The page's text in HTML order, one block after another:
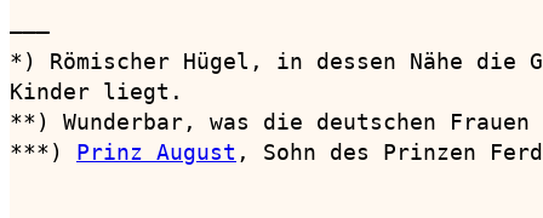
———
*) Römischer Hügel, in dessen Nähe die
Kinder liegt.
**) Wunderbar, was die deutschen
***) Prinz August , Sohn des Prinzen